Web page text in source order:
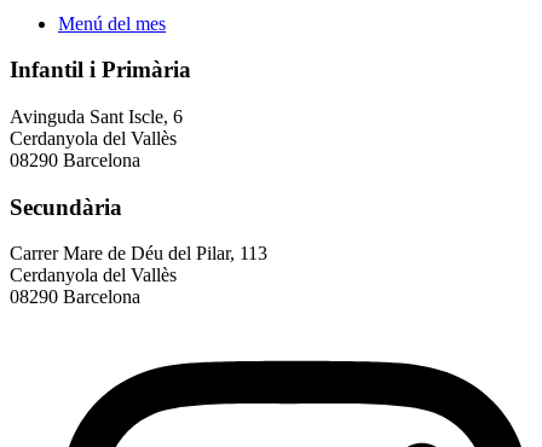
Menú del mes
Infantil i Primària
Avinguda Sant Iscle, 6
Cerdanyola del Vallès
08290 Barcelona
Secundària
Carrer Mare de Déu del Pilar, 113
Cerdanyola del Vallès
08290 Barcelona